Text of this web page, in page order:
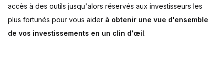
accès à des outils jusqu'alors réservés aux investisseurs les
plus fortunés pour vous aider à obtenir une vue d'ensemble
de vos investissements en un clin d'œil.